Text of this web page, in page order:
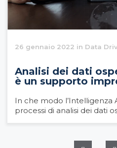
26 gennaio 2022 in Data
Analisi dei dati
è un supporto
In che modo l’Intelligenza
processi di analisi dei dati